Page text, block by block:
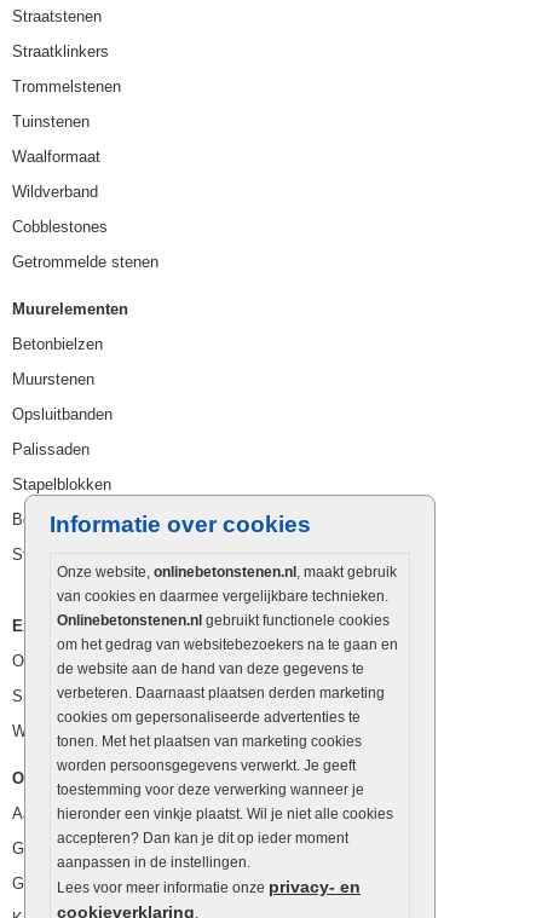
Informatie over cookies
Onze website, onlinebetonstenen.nl , maakt gebruik
van cookies en daarmee vergelijkbare technieken.
Onlinebetonstenen.nl gebruikt functionele cookies
om het gedrag van websitebezoekers na te gaan en
de website aan de hand van deze gegevens te
verbeteren. Daarnaast plaatsen derden marketing
cookies om gepersonaliseerde advertenties te
tonen. Met het plaatsen van marketing cookies
worden persoonsgegevens verwerkt. Je geeft
toestemming voor deze verwerking wanneer je
hieronder een vinkje plaatst. Wil je niet alle cookies
accepteren? Dan kan je dit op ieder moment
aanpassen in de instellingen.
Lees voor meer informatie onze privacy- en
cookieverklaring.
Straatstenen
Straatklinkers
Trommelstenen
Tuinstenen
Waalformaat
Wildverband
Cobblestones
Getrommelde stenen
Muurelementen
Betonbielzen
Muurstenen
Opsluitbanden
Palissaden
Stapelblokken
Betonblokken
Stapelstenen
Extra benodigdheden
Ophoogzand
Siergrind en siersplit
Waterafvoer
Overig
Aanbiedingen
Goedkope bestrating
Goedkope tuintegels